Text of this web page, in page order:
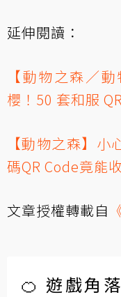
延伸閱讀：
【動物之森／
櫻！50 套和服
【動物之森】
碼QR Code竟能
文章授權轉載自
🍊 遊戲角